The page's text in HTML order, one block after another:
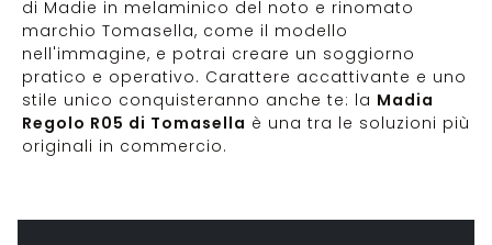
di Madie in melaminico del noto e rinomato
marchio Tomasella, come il modello
nell'immagine, e potrai creare un soggiorno
pratico e operativo. Carattere accattivante e uno
stile unico conquisteranno anche te: la Madia
Regolo R05 di Tomasella è una tra le soluzioni più
originali in commercio.